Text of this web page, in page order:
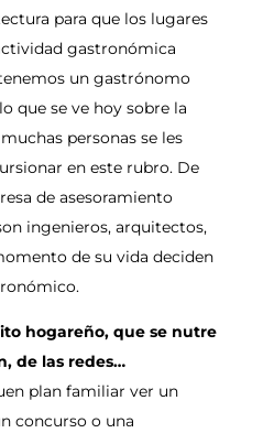
para que los lugares
gastronómica
un gastrónomo
que se ve hoy sobre la
personas se les
en este rubro. De
de asesoramiento
ingenieros, arquitectos,
de su vida deciden
hogareño, que se nutre
de las redes…
plan familiar ver un
concurso o una